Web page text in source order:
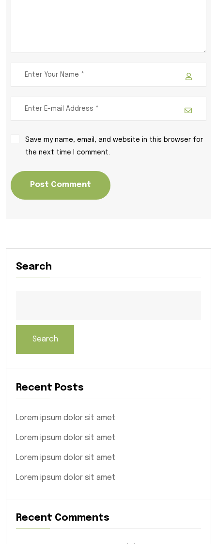
Save my name, email, and website in this browser for
the next time I comment.
Post Comment
Search
Search
Recent Posts
Lorem ipsum dolor sit amet
Lorem ipsum dolor sit amet
Lorem ipsum dolor sit amet
Lorem ipsum dolor sit amet
Recent Comments